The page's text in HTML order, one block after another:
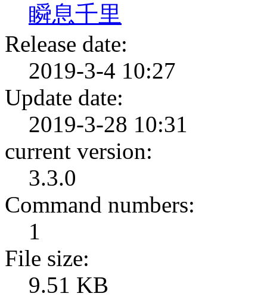
瞬息千里
Release date:
2019-3-4 10:27
Update date:
2019-3-28 10:31
current version:
3.3.0
Command numbers:
1
File size:
9.51 KB